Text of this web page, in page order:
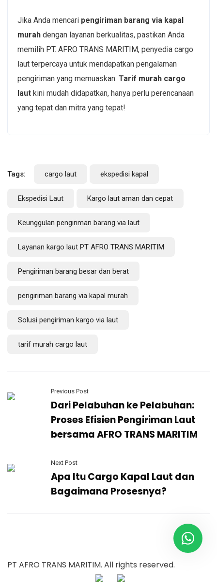
Jika Anda mencari pengiriman barang via kapal
murah dengan layanan berkualitas, pastikan Anda
memilih PT. AFRO TRANS MARITIM, penyedia cargo
laut terpercaya untuk mendapatkan pengalaman
pengiriman yang memuaskan. Tarif murah cargo
laut kini mudah didapatkan, hanya perlu perencanaan
yang tepat dan mitra yang tepat!
Tags: cargo laut ekspedisi kapal
Ekspedisi Laut Kargo laut aman dan cepat
Keunggulan pengiriman barang via laut
Layanan kargo laut PT AFRO TRANS MARITIM
Pengiriman barang besar dan berat
pengiriman barang via kapal murah
Solusi pengiriman kargo via laut
tarif murah cargo laut
Previous Post
Dari Pelabuhan ke Pelabuhan:
Proses Efisien Pengiriman Laut
bersama AFRO TRANS MARITIM
Next Post
Apa Itu Cargo Kapal Laut dan
Bagaimana Prosesnya?
PT AFRO TRANS MARITIM. All rights reserved.